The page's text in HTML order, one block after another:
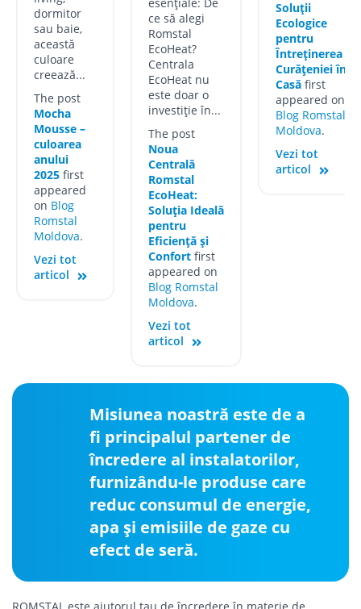
dormitor
sau baie,
această
culoare
creează...
The post
Mocha
Mousse –
culoarea
anului
2025 first
appeared
on Blog
Romstal
Moldova.
Vezi tot
articol
ce să alegi
Romstal
EcoHeat?
Centrala
EcoHeat nu
este doar o
investiție în...
The post
Noua
Centrală
Romstal
EcoHeat:
Soluția Ideală
pentru
Eficiență și
Confort first
appeared on
Blog Romstal
Moldova.
Vezi tot
articol
Soluții
Ecologice
pentru
Întreținerea
Curățeniei în
Casă first
appeared on
Blog Romstal
Moldova.
Vezi tot
articol
Misiunea noastră este de a
fi principalul partener de
încredere al instalatorilor,
furnizându-le produse care
reduc consumul de energie,
apa și emisiile de gaze cu
efect de seră.
ROMSTAL este ajutorul tau de încredere în materie de